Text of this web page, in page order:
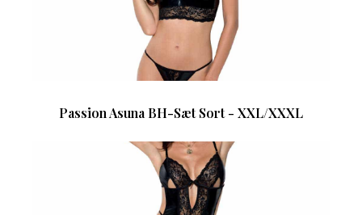
Passion Asuna BH-Sæt Sort - XXL/XXXL